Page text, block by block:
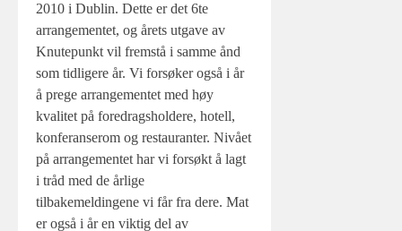
2010 i Dublin. Dette er det 6te
arrangementet, og årets utgave av
Knutepunkt vil fremstå i samme ånd
som tidligere år. Vi forsøker også i år
å prege arrangementet med høy
kvalitet på foredragsholdere, hotell,
konferanserom og restauranter. Nivået
på arrangementet har vi forsøkt å lagt
i tråd med de årlige
tilbakemeldingene vi får fra dere. Mat
er også i år en viktig del av